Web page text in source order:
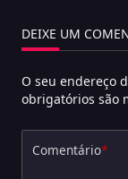
DEIXE UM
O seu endereço
obrigatórios são
Comentário*